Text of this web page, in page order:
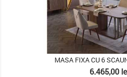
MASA FIXA CU 6
Pret
6.465,00